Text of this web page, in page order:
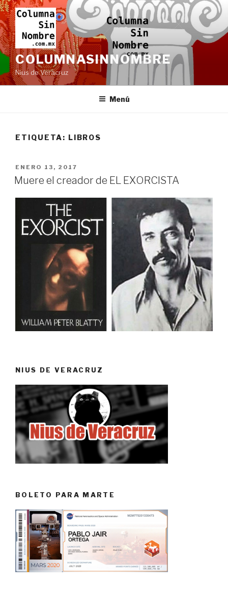
Ir
al
contenido
COLUMNASINNOMBRE
Nius de Veracruz
Menú
ETIQUETA: LIBROS
PUBLICADO
EN
ENERO 13, 2017
Muere el creador de EL EXORCISTA
NIUS DE VERACRUZ
BOLETO PARA MARTE